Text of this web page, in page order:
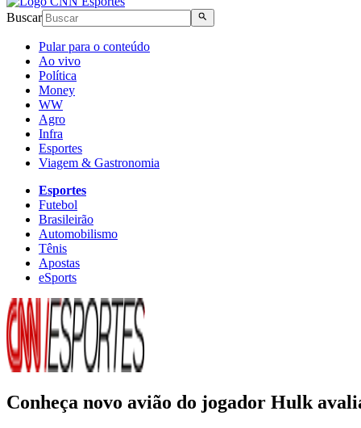
Buscar
Pular para o conteúdo
Ao vivo
Política
Money
WW
Agro
Infra
Esportes
Viagem & Gastronomia
Esportes
Futebol
Brasileirão
Automobilismo
Tênis
Apostas
eSports
Conheça novo avião do jogador Hulk